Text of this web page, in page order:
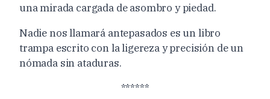
una mirada cargada de asombro y piedad.
Nadie nos llamará antepasados es un libro
trampa escrito con la ligereza y precisión de un
nómada sin ataduras.
******